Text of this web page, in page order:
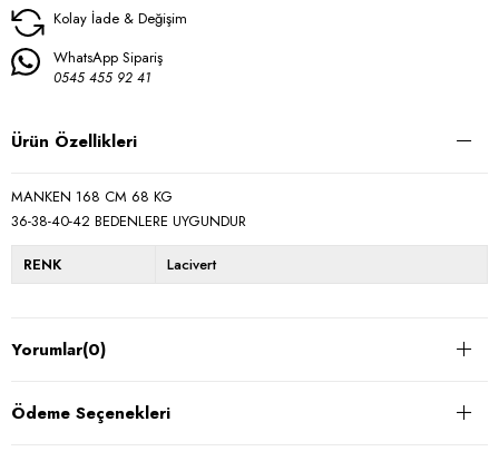
Kolay İade & Değişim
WhatsApp Sipariş
0545 455 92 41
Ürün Özellikleri
MANKEN 168 CM 68 KG
36-38-40-42 BEDENLERE UYGUNDUR
RENK Lacivert
Yorumlar(0)
Ödeme Seçenekleri